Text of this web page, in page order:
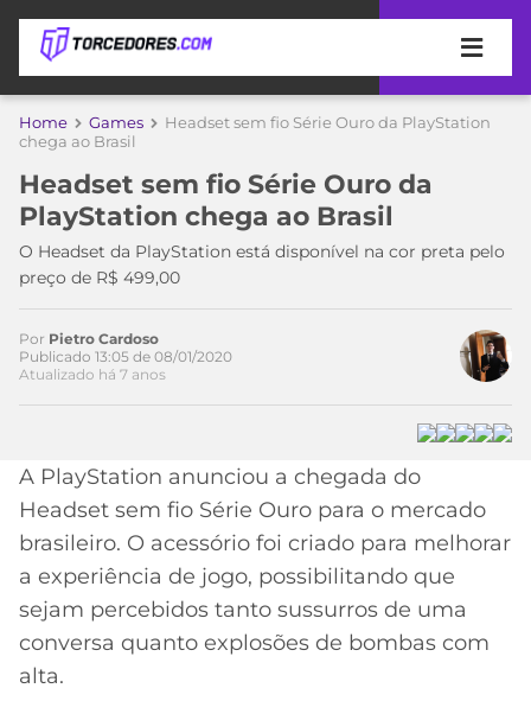
APOSTAS
DE
APOSTA
MELHORES
SITES
DE
APOSTAS
2026
PROMOCIONAL
BETBOOM
CÓDIGO
INDICAÇÃO
BET365
COPA
DO
MUNDO
TIMES
MEU
PALMEIRAS
CORINTHIANS
SÃO
PAULO
CAMPEONATOS
BRASILEIRÃO
SÉRIE
A
LIBERTADORES
COPA
MÍDIA
ESPORTIVA
MERCADO
DA
BOLA
PALPITES
Home Games
Headset sem fio Série Ouro da PlayStation
chega ao Brasil
Headset sem fio Série Ouro da
PlayStation chega ao Brasil
O Headset da PlayStation está disponível na cor preta pelo
preço de R$ 499,00
Acesse o perfil do autor
no Twitter
Por Pietro Cardoso
Publicado 13:05 de 08/01/2020
Atualizado há 7 anos
A PlayStation anunciou a chegada do
Headset sem fio Série Ouro para o mercado
brasileiro. O acessório foi criado para melhorar
a experiência de jogo, possibilitando que
sejam percebidos tanto sussurros de uma
conversa quanto explosões de bombas com
alta.